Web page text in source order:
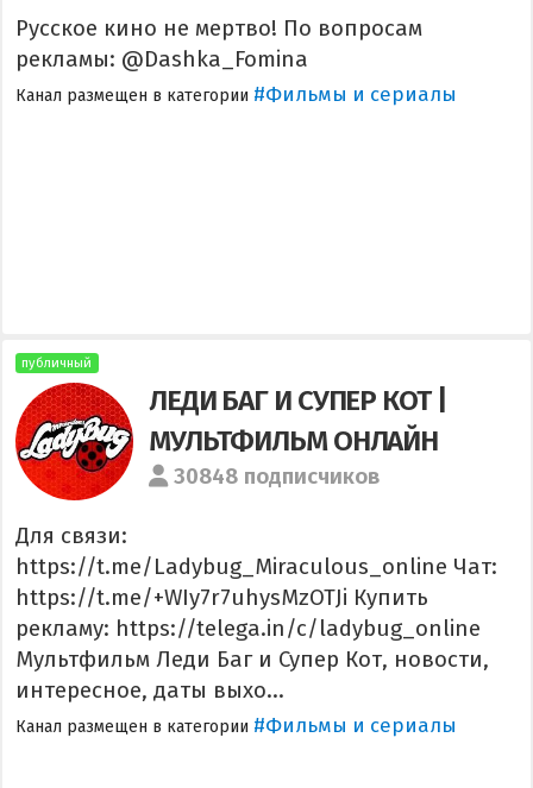
Русское кино не мертво! По вопросам
рекламы: @Dashka_Fomina
Канал размещен в категории #Фильмы и сериалы
публичный
ЛЕДИ БАГ И СУПЕР КОТ |
МУЛЬТФИЛЬМ ОНЛАЙН
30848 подписчиков
Для связи:
https://t.me/Ladybug_Miraculous_online Чат:
https://t.me/+WIy7r7uhysMzOTJi Купить
рекламу: https://telega.in/c/ladybug_online
Мультфильм Леди Баг и Супер Кот, новости,
интересное, даты выхо...
Канал размещен в категории #Фильмы и сериалы